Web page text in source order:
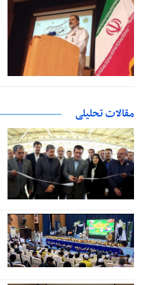
مقالات تحلیلی